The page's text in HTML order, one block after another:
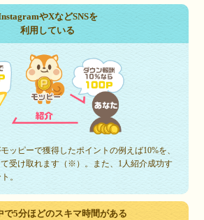
やXなどSNSを
利用している
ッピーで獲得したポイントの例えば10%を、
受け取れます（※）。また、1人紹介成功す
。
で5分ほどのスキマ時間がある